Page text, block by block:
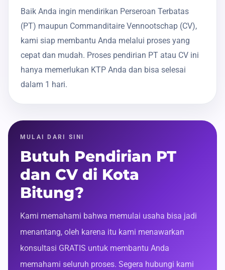
Baik Anda ingin mendirikan Perseroan Terbatas
(PT) maupun Commanditaire Vennootschap (CV),
kami siap membantu Anda melalui proses yang
cepat dan mudah. Proses pendirian PT atau CV ini
hanya memerlukan KTP Anda dan bisa selesai
dalam 1 hari.
MULAI DARI SINI
Butuh Pendirian PT
dan CV di Kota
Bitung?
Kami memahami bahwa memulai usaha bisa jadi
menantang, oleh karena itu kami menawarkan
konsultasi GRATIS untuk membantu Anda
memahami seluruh proses. Segera hubungi kami